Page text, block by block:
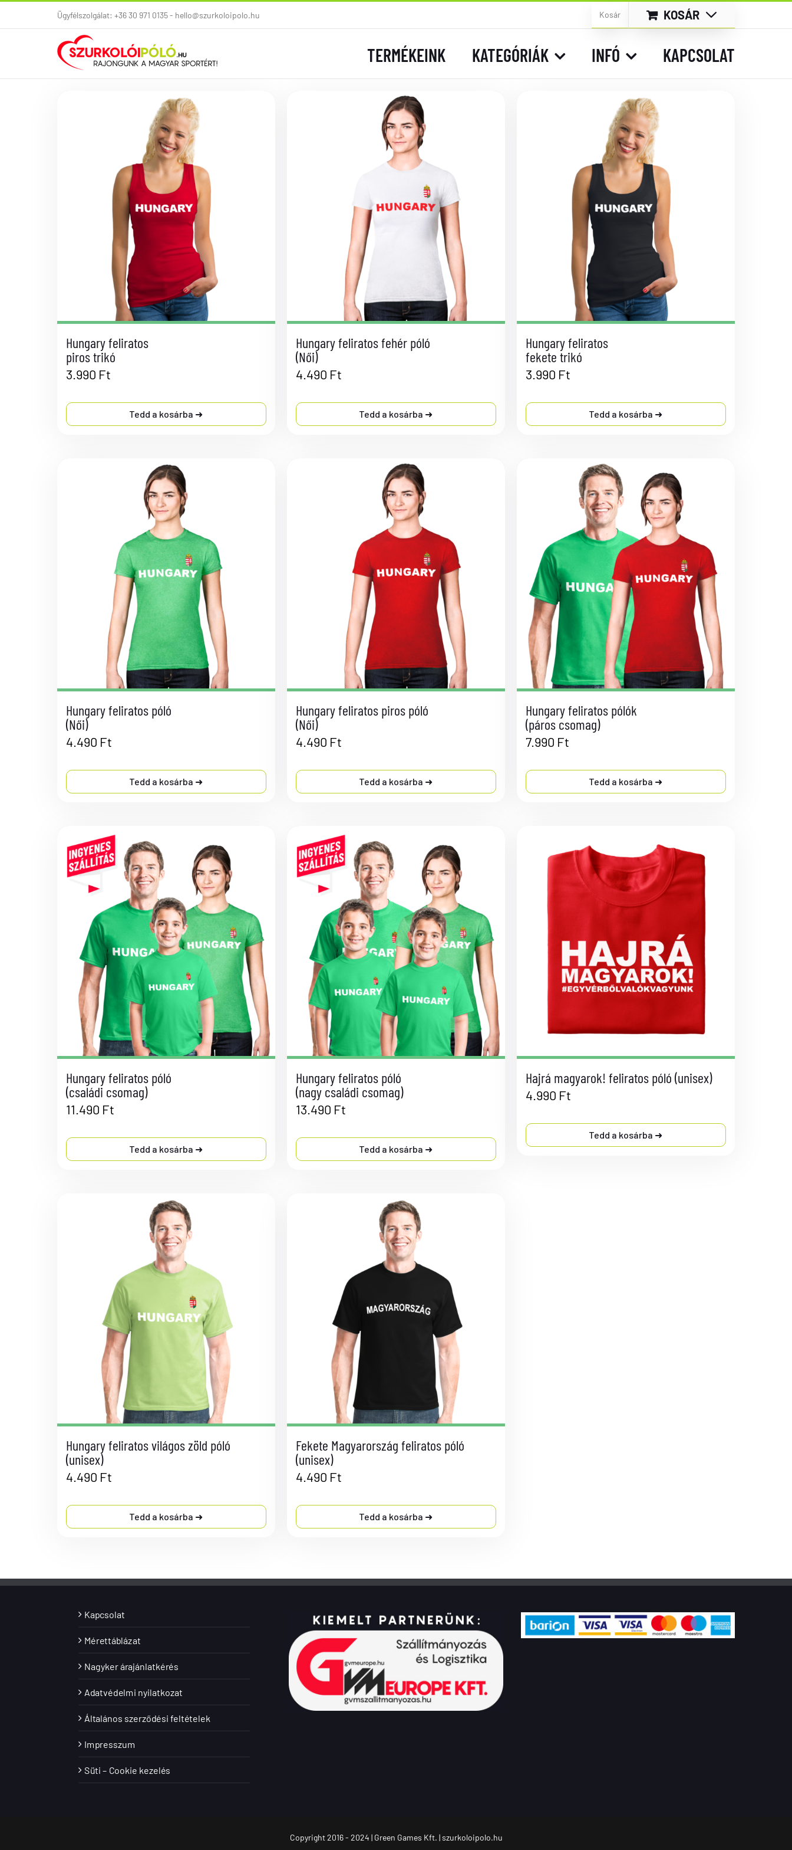
Ügyfélszolgálat: +36 30 971 0135 - hello@szurkoloipolo.hu Kosár KOSÁR
TERMÉKEINK KATEGÓRIÁK INFÓ KAPCSOLAT
Hungary feliratos
piros trikó
3.990 Ft
Tedd a kosárba
Hungary feliratos fehér póló
(Női)
4.490 Ft
Tedd a kosárba
Hungary feliratos
fekete trikó
3.990 Ft
Tedd a kosárba
Hungary feliratos póló
(Női)
4.490 Ft
Tedd a kosárba
Hungary feliratos piros póló
(Női)
4.490 Ft
Tedd a kosárba
Hungary feliratos pólók
(páros csomag)
7.990 Ft
Tedd a kosárba
Hungary feliratos póló
(családi csomag)
11.490 Ft
Tedd a kosárba
Hungary feliratos póló
(nagy családi csomag)
13.490 Ft
Tedd a kosárba
Hajrá magyarok! feliratos póló (unisex)
4.990 Ft
Tedd a kosárba
Hungary feliratos világos zöld póló
(unisex)
4.490 Ft
Tedd a kosárba
Fekete Magyarország feliratos póló
(unisex)
4.490 Ft
Tedd a kosárba
Kapcsolat
Mérettáblázat
Nagyker árajánlatkérés
Adatvédelmi nyilatkozat
Általános szerződési feltételek
Impresszum
Süti – Cookie kezelés
Copyright 2016 - 2024 | Green Games Kft. | szurkoloipolo.hu